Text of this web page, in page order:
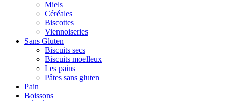
Miels
Céréales
Biscottes
Viennoiseries
Sans Gluten
Biscuits secs
Biscuits moelleux
Les pains
Pâtes sans gluten
Pain
Boissons